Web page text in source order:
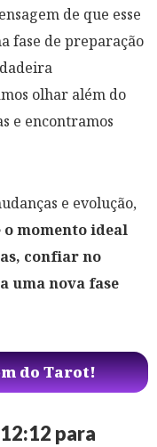
de que esse
fase de preparação
olhar além do
e encontramos
e evolução,
o momento ideal
confiar no
uma nova fase
do Tarot!
para